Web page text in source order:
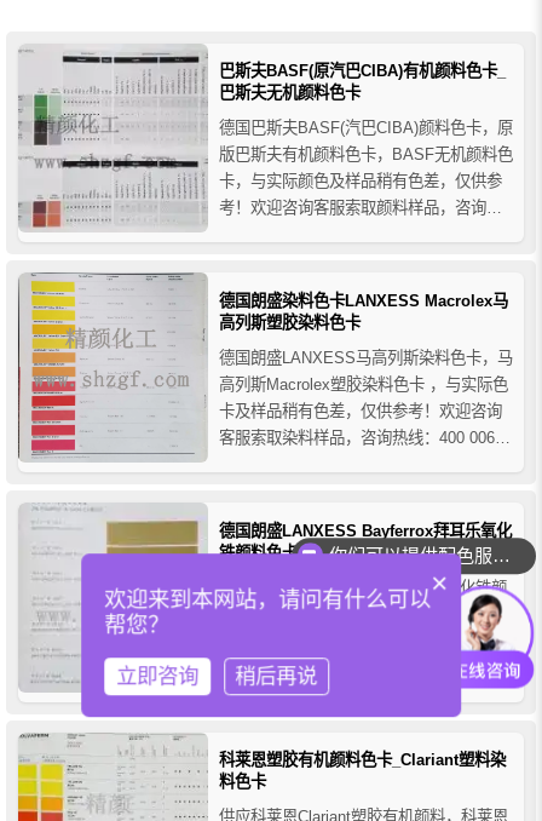
巴斯夫BASF(原汽巴CIBA)有机颜料色卡_
巴斯夫无机颜料色卡
德国巴斯夫BASF(汽巴CIBA)颜料色卡，原
版巴斯夫有机颜料色卡，BASF无机颜料色
卡，与实际颜色及样品稍有色差，仅供参
考！欢迎咨询客服索取颜料样品，咨询热
德国朗盛染料色卡LANXESS Macrolex马
高列斯塑胶染料色卡
德国朗盛LANXESS马高列斯染料色卡，马
高列斯Macrolex塑胶染料色卡 ，与实际色
卡及样品稍有色差，仅供参考！欢迎咨询
客服索取染料样品，咨询热线：400 006
德国朗盛LANXESS Bayferrox拜耳乐氧化
铁颜料色卡
德国LANXESS Bayferrox拜耳乐氧化铁颜
料色卡,朗盛拜耳乐颜料色卡 ，与实际色卡
及样品稍有色差，仅供参考！咨询热线：
400 006 1223，进口颜料染料代理-精颜化
工。
科莱恩塑胶有机颜料色卡_Clariant塑料染
料色卡
供应科莱恩Clariant塑胶有机颜料，科莱恩
你们可以提供配色服务吗？
×
欢迎来到本网站，请问有什么可以
帮您？
立即咨询 稍后再说